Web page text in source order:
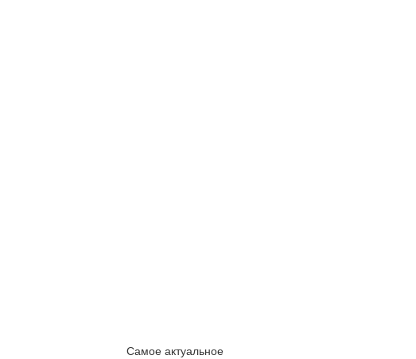
Самое актуальное